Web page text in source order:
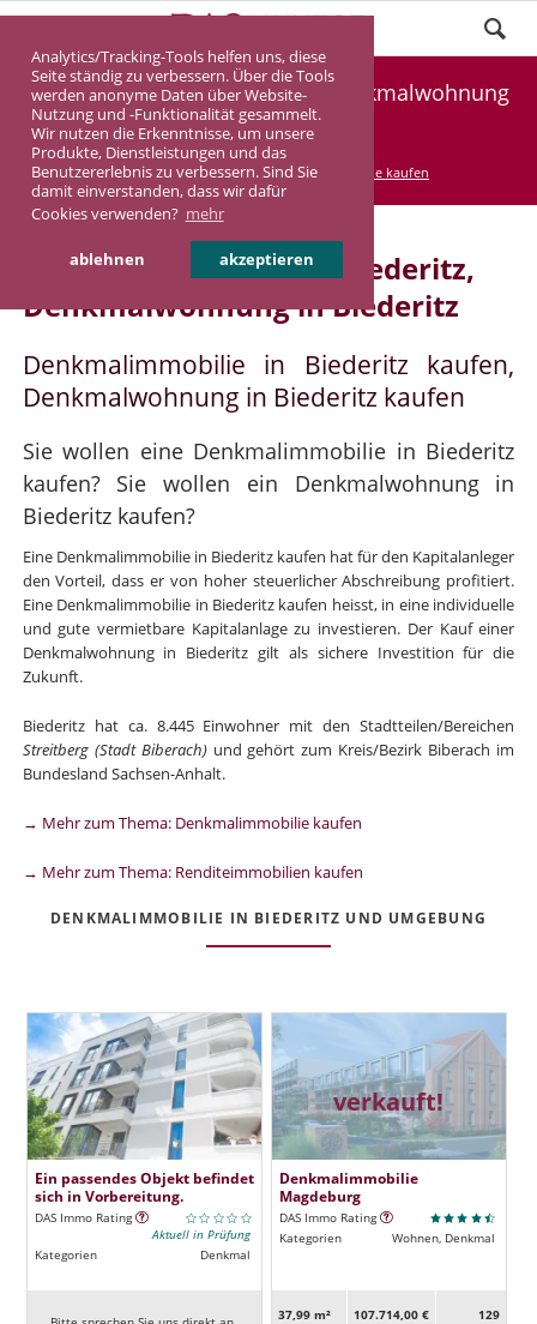
Analytics/Tracking-Tools helfen uns, diese
Seite ständig zu verbessern. Über die Tools
werden anonyme Daten über Website-
Nutzung und -Funktionalität gesammelt.
Wir nutzen die Erkenntnisse, um unsere
Produkte, Dienstleistungen und das
Benutzererlebnis zu verbessern. Sind Sie
damit einverstanden, dass wir dafür
Cookies verwenden? mehr
ablehnen akzeptieren
Denkmalimmobilie Biederitz, Denkmalwohnung
Biederitz
DASINVEST Service Denkmalimmobilie kaufen
Denkmalimmobilie in Biederitz,
Denkmalwohnung in Biederitz
Denkmalimmobilie in Biederitz kaufen,
Denkmalwohnung in Biederitz kaufen
Sie wollen eine Denkmalimmobilie in Biederitz
kaufen? Sie wollen ein Denkmalwohnung in
Biederitz kaufen?
Eine Denkmalimmobilie in Biederitz kaufen hat für den Kapitalanleger
den Vorteil, dass er von hoher steuerlicher Abschreibung profitiert.
Eine Denkmalimmobilie in Biederitz kaufen heisst, in eine individuelle
und gute vermietbare Kapitalanlage zu investieren. Der Kauf einer
Denkmalwohnung in Biederitz gilt als sichere Investition für die
Zukunft.
Biederitz hat ca. 8.445 Einwohner mit den Stadtteilen/Bereichen
Streitberg (Stadt Biberach)und gehört zum Kreis/Bezirk Biberach im
Bundesland Sachsen-Anhalt.
→ Mehr zum Thema: Denkmalimmobilie kaufen
→ Mehr zum Thema: Renditeimmobilien kaufen
DENKMALIMMOBILIE IN BIEDERITZ UND UMGEBUNG
Ein passendes Objekt befindet
sich in Vorbereitung.
DAS Immo Rating
Aktuell in Prüfung
Kategorien
Denkmal
verkauft!
Denkmalimmobilie
Magdeburg
DAS Immo Rating
Kategorien
Wohnen, Denkmal
37,99 m²
107.714,00 €
129